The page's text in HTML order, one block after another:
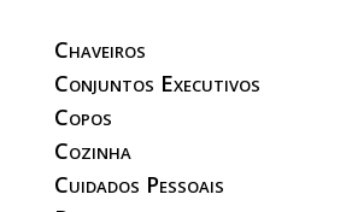
Chaveiros
Conjuntos Executivos
Copos
Cozinha
Cuidados Pessoais